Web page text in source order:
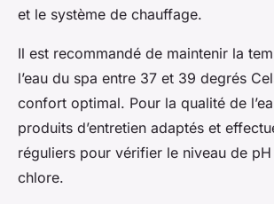
et le système de chauffage.
Il est recommandé de maintenir la
l’eau du spa entre 37 et 39 degrés
confort optimal. Pour la qualité de
produits d’entretien adaptés et
réguliers pour vérifier le niveau de
chlore.